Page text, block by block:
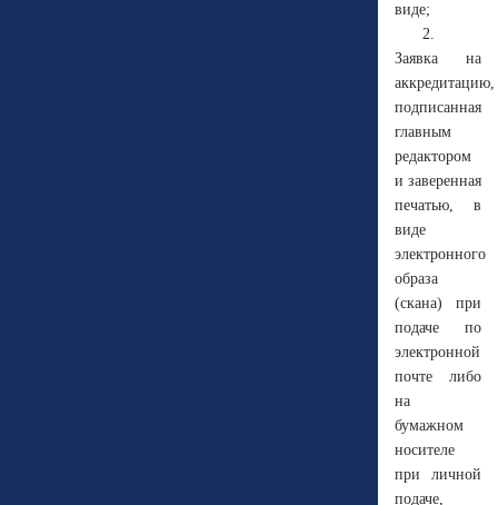
виде;
2.
Заявка на
аккредитацию,
подписанная
главным
редактором
и заверенная
печатью, в
виде
электронного
образа
(скана) при
подаче по
электронной
почте либо
на
бумажном
носителе
при личной
подаче,